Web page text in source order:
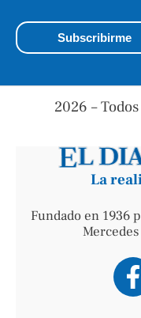
2026 –
La
Fundado en 1936